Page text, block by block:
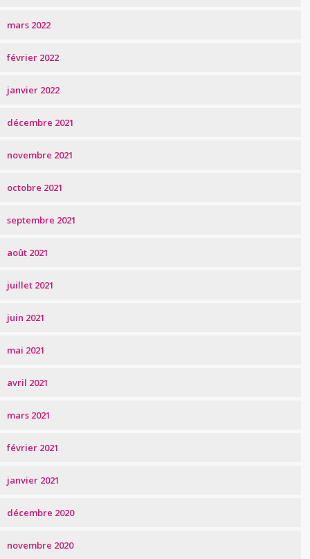
mars 2022
février 2022
janvier 2022
décembre 2021
novembre 2021
octobre 2021
septembre 2021
août 2021
juillet 2021
juin 2021
mai 2021
avril 2021
mars 2021
février 2021
janvier 2021
décembre 2020
novembre 2020